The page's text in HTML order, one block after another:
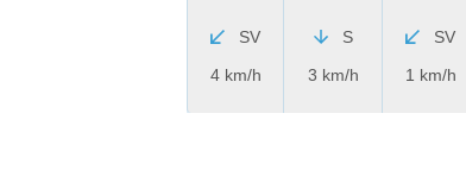
SV
4 km/h
S
3 km/h
SV
1 km/h